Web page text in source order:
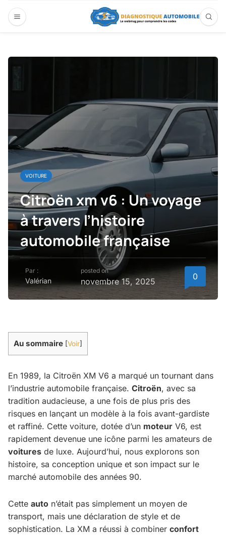
VOITURE
Citroën xm v6 : Un voyage
à travers l’histoire
automobile française
Par :
Valérian
posted on
novembre 15, 2025 0
Au sommaire [Voir]
En 1989, la Citroën XM V6 a marqué un tournant dans
l’industrie automobile française. Citroën, avec sa
tradition audacieuse, a une fois de plus pris des
risques en lançant un modèle à la fois avant-gardiste
et raffiné. Cette voiture, dotée d’un moteur V6, est
rapidement devenue une icône parmi les amateurs de
voitures de luxe. Aujourd’hui, nous explorons son
histoire, sa conception unique et son impact sur le
marché automobile des années 90.
Cette auto n’était pas simplement un moyen de
transport, mais une déclaration de style et de
sophistication. La XM a réussi à combiner confort